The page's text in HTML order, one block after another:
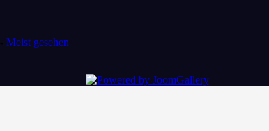
- Meist gesehen